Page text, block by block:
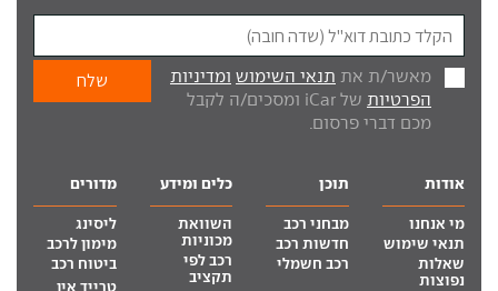
מאשר/ת את תנאי השימוש ומדיניות
הפרטיות
של iCar ומסכים/ה לקבל
מכם דברי פרסום.
אודות
מי אנחנו
תנאי שימוש
שאלות
נפוצות
תוכן
מבחני רכב
חדשות רכב
רכב חשמלי
כלים ומידע
השוואת
מכוניות
רכב לפי
תקציב
מדורים
ליסינג
מימון לרכב
ביטוח רכב